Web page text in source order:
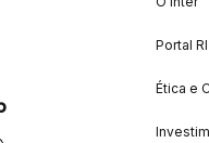
Portal RI
Ética e